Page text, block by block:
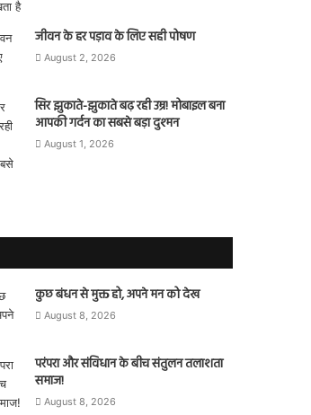
जीवन के हर पड़ाव के लिए सही पोषण
August 2, 2026
सिर झुकाते-झुकाते बढ़ रही उम्र! मोबाइल बना
आपकी गर्दन का सबसे बड़ा दुश्मन
August 1, 2026
कुछ बंधन से मुक्त हो, अपने मन को देख
August 8, 2026
परंपरा और संविधान के बीच संतुलन तलाशता
समाज!
August 8, 2026